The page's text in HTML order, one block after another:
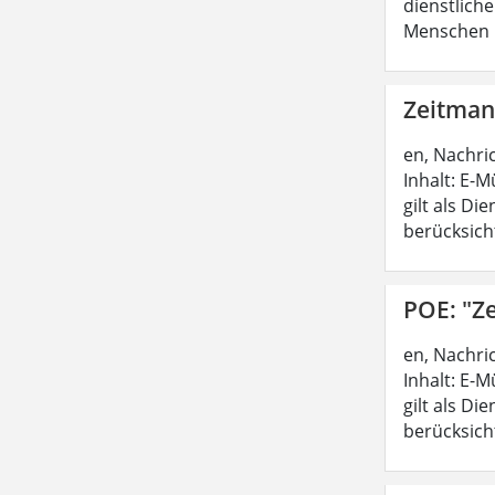
Menschen
en,
Inhalt: E-
gilt als
POE:
en,
Inhalt: E-
gilt als